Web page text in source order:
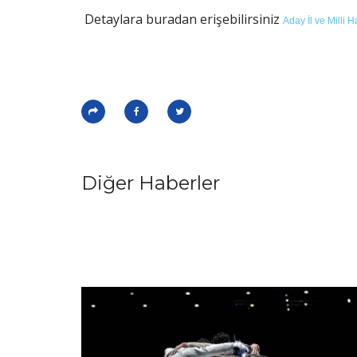
Detaylara buradan erişebilirsiniz Aday İl ve Milli
Diğer Haberler